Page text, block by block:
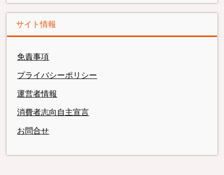
サイト情報
免責事項
プライバシーポリシー
運営者情報
消費者志向自主宣言
お問合せ